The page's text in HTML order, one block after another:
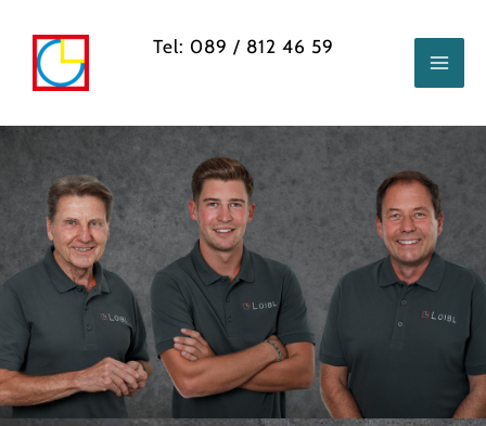
Inhalt
springen
Tel: 089 / 812 46 59